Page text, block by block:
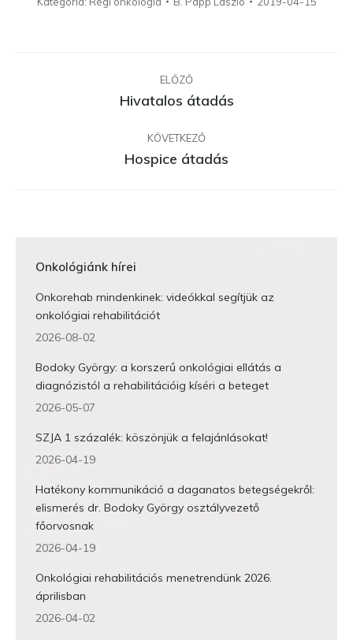
ELŐZŐ
Előző
Hivatalos átadás
KÖVETKEZŐ
Következő
Hospice átadás
Onkológiánk hírei
Onkorehab mindenkinek: videókkal segítjük az
onkológiai rehabilitációt
2026-08-02
Bodoky György: a korszerű onkológiai ellátás a
diagnózistól a rehabilitációig kíséri a beteget
2026-05-07
SZJA 1 százalék: köszönjük a felajánlásokat!
2026-04-19
Hatékony kommunikáció a daganatos betegségekről:
elismerés dr. Bodoky György osztályvezető
főorvosnak
2026-04-19
Onkológiai rehabilitációs menetrendünk 2026.
áprilisban
2026-04-02